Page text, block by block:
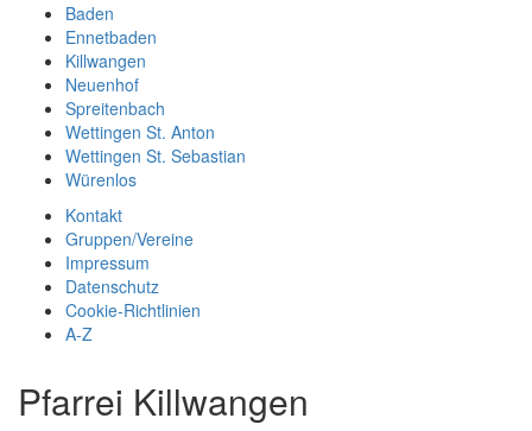
Baden
Ennetbaden
Killwangen
Neuenhof
Spreitenbach
Wettingen St. Anton
Wettingen St. Sebastian
Würenlos
Kontakt
Gruppen/Vereine
Impressum
Datenschutz
Cookie-Richtlinien
A-Z
Pfarrei Killwangen